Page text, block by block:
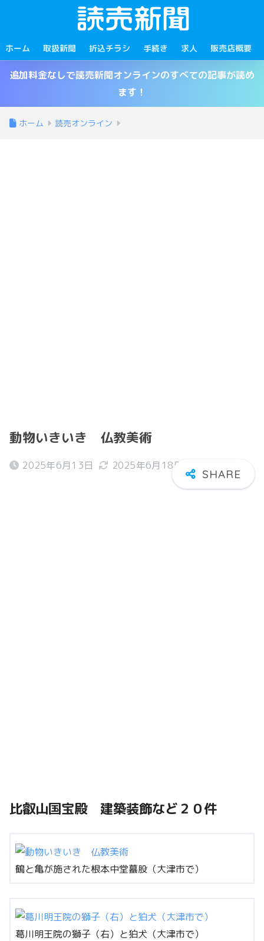
ホーム 取扱新聞 折込チラシ 手続き 求人 販売店概要
追加料金なしで読売新聞オンラインのすべての記事が読め
ます！
ホーム 読売オンライン
動物いきいき 仏教美術
2025年6月13日 2025年6月18日
比叡山国宝殿 建築装飾など２０件
鶴と亀が施された根本中堂蟇股（大津市で）
葛川明王院の獅子（右）と狛犬（大津市で）